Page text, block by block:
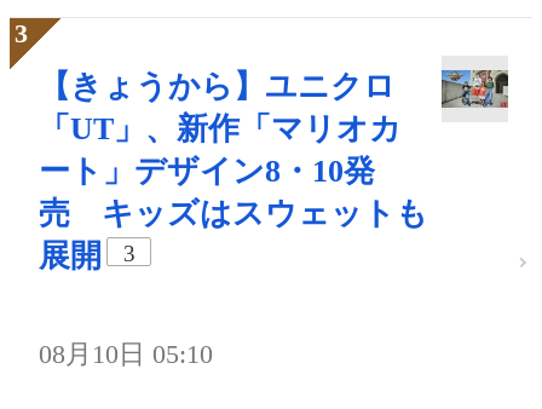
【きょうから】ユニクロ
「UT」、新作「マリオカ
ート」デザイン8・10発
売 キッズはスウェットも
展開
3
08月10日 05:10